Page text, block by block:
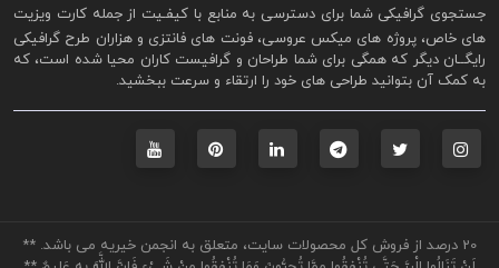
جستجوی گرافيکی شما برای دسترسی به منابع با کيفـيت از جملهکارت ويزيت
های خاص، پروژه های ميکس عروسی، فونت های فانتزی و هزاران طرح گرافیکی
رايگــان ديگر که همگی برای شما طراحان و گرافيست کاران محيا شده است، که
به کمک آن بتوانيد طراحی های خود را ارتقاء و سرعت ببخشيد.
20 درصد از فروش کل محصولات سایت، متعلق به انجمن خیریه می باشد. **